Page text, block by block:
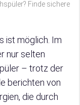
Finde sichere
ist möglich. Im
nur selten
– trotz der
berichten von
die durch